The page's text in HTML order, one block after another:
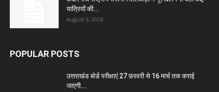
यात्रियों की...
August 6, 2026
POPULAR POSTS
उत्तराखंड बोर्ड परीक्षाएं 27 फ़रवरी से 16 मार्च तक कराई
जाएगी...